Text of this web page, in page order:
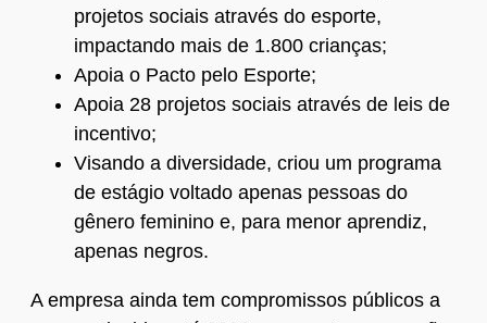
projetos sociais através do esporte,
impactando mais de 1.800 crianças;
Apoia o Pacto pelo Esporte;
Apoia 28 projetos sociais através de leis de
incentivo;
Visando a diversidade, criou um programa
de estágio voltado apenas pessoas do
gênero feminino e, para menor aprendiz,
apenas negros.
A empresa ainda tem compromissos públicos a